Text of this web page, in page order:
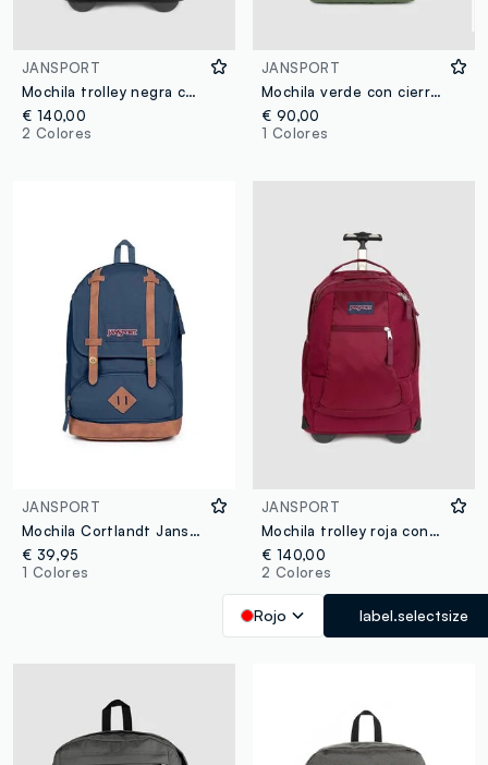
JANSPORT
Mochila trolley negra con ruedas y bolsillos con cremallera
€ 140,00
2 Colores
JANSPORT
Mochila verde con cierre enrollable y bolsillos
€ 90,00
1 Colores
JANSPORT
Mochila Cortlandt Jansport
€ 39,95
1 Colores
JANSPORT
Mochila trolley roja con ruedas y bolsillos con cremallera
€ 140,00
2 Colores
Rojo label.selectsize